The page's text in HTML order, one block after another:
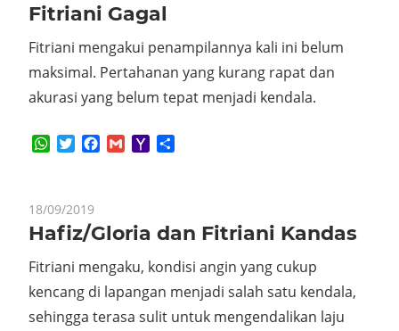
Fitriani Gagal
Fitriani mengakui penampilannya kali ini belum
maksimal. Pertahanan yang kurang rapat dan
akurasi yang belum tepat menjadi kendala.
WhatsApp
TwitterFacebook
GmailYahoo
18/09/2019
Hafiz/Gloria dan Fitriani Kandas
Fitriani mengaku, kondisi angin yang cukup
kencang di lapangan menjadi salah satu kendala,
sehingga terasa sulit untuk mengendalikan laju